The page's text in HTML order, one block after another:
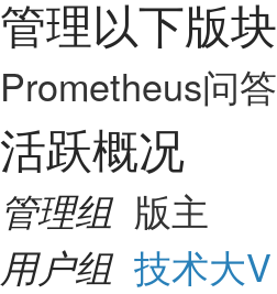
管理以下版块
Prometheus问答
活跃概况
管理组 版主
用户组 技术大V